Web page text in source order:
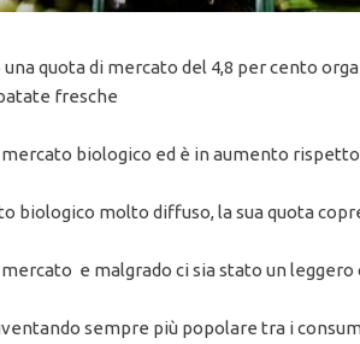
quota di mercato del 4,8 per cento
fresche
biologico ed è in aumento rispetto
biologico molto diffuso, la sua quota
mercato e malgrado ci sia stato un
sempre più popolare tra i